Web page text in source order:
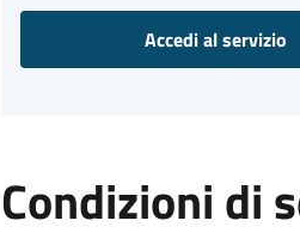
Accedi al servizio
Condizioni di